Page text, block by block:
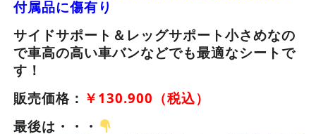
付属品に傷有り
サイドサポート＆レッグサポート小さめなの
で車高の高い車バンなどでも最適なシートで
す！
販売価格： ￥130.900（税込）
最後は・・・